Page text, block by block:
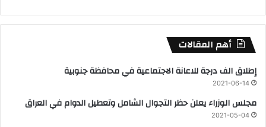
أهم المقالات
إطلاق الف درجة للاعانة الاجتماعية في محافظة جنوبية
2021-06-14
مجلس الوزراء يعلن حظر التجوال الشامل وتعطيل الدوام في العراق
2021-05-04